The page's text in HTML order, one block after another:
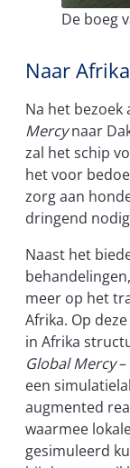
De boeg
Naar Afrika
Na het
Mercynaar
zal het schip
het voor
zorg aan
dringend
Naast het
meer op het
Afrika. Op
in Afrika
Global Mercy–
een
augmented
waarmee
gesimuleerd